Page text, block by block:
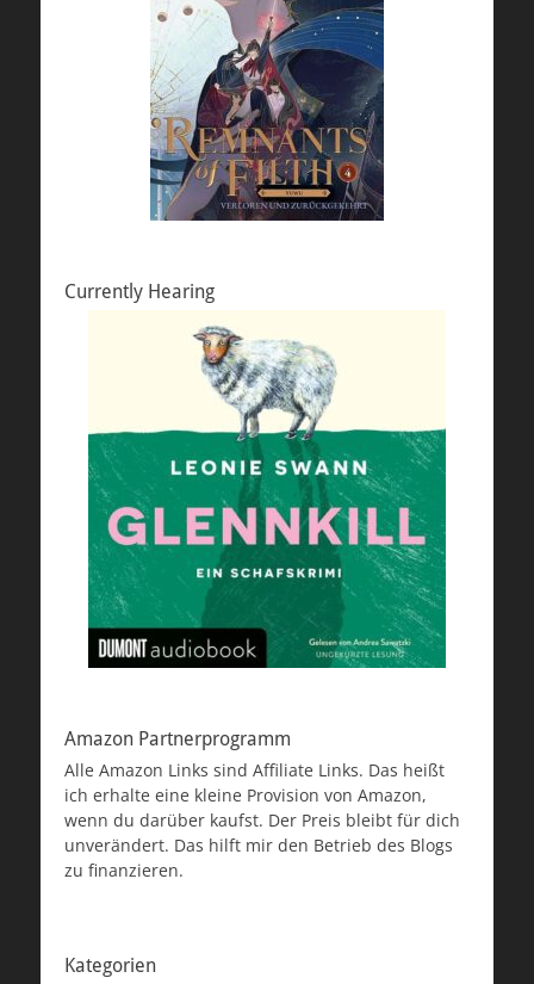
Currently Hearing
Amazon Partnerprogramm
Alle Amazon Links sind Affiliate Links. Das heißt
ich erhalte eine kleine Provision von Amazon,
wenn du darüber kaufst. Der Preis bleibt für dich
unverändert. Das hilft mir den Betrieb des Blogs
zu finanzieren.
Kategorien